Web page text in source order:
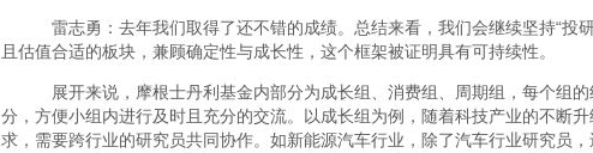
雷志勇：去年我们取得了还不错的成绩。总结来看，我们会继续坚持“投
且估值合适的板块，兼顾确定性与成长性，这个框架被证明具有可持续性。
展开来说，摩根士丹利基金内部分为成长组、消费组、周期组，每个组
分，方便小组内进行及时且充分的交流。以成长组为例，随着科技产业的不断
求，需要跨行业的研究员共同协作。如新能源汽车行业，除了汽车行业研究员